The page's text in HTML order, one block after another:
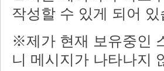
작성할 수 있게 되어 있
※제가 현재 보유중인
니 메시지가 나타나지